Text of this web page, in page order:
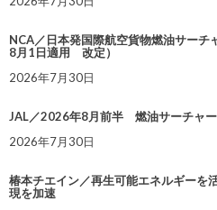
NCA／日本発国際航空貨物燃油サー
8月1日適用 改定）
2026年7月30日
JAL／2026年8月前半 燃油サーチャ
2026年7月30日
椿本チエイン／再生可能エネルギーを
現を加速